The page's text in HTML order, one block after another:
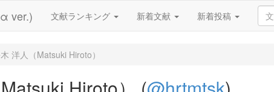
ver.) 文献ランキング 新着文献 新着投稿
洋人（Matsuki Hiroto）